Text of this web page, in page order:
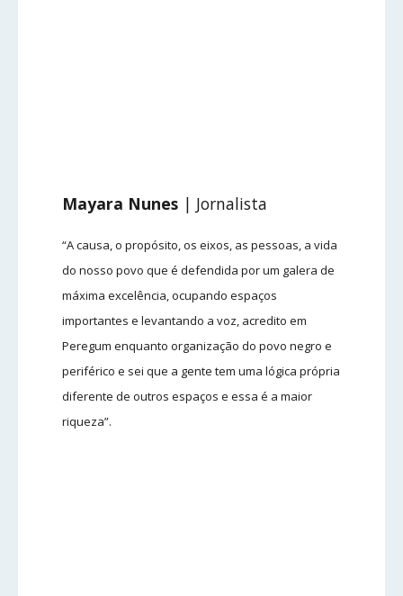
Mayara Nunes | Jornalista
“A causa, o propósito, os eixos, as pessoas, a vida
do nosso povo que é defendida por um galera de
máxima excelência, ocupando espaços
importantes e levantando a voz, acredito em
Peregum enquanto organização do povo negro e
periférico e sei que a gente tem uma lógica própria
diferente de outros espaços e essa é a maior
riqueza”.